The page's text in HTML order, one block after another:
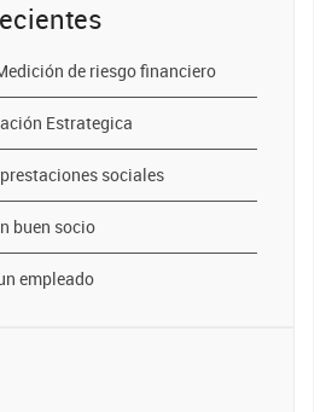
de riesgo financiero
Estrategica
sociales
buen socio
empleado